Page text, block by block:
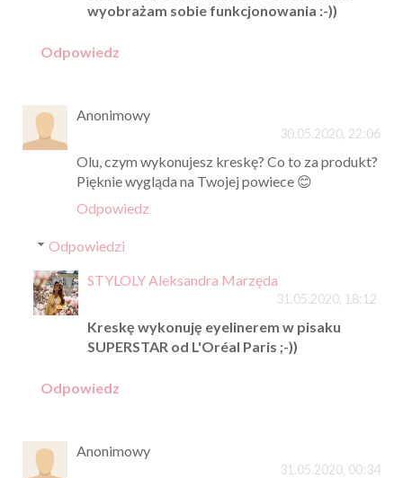
wyobrażam sobie funkcjonowania :-))
Odpowiedz
Anonimowy
30.05.2020, 22:06
Olu, czym wykonujesz kreskę? Co to za produkt?
Pięknie wygląda na Twojej powiece 😊
Odpowiedz
Odpowiedzi
STYLOLY Aleksandra Marzęda
31.05.2020, 18:12
Kreskę wykonuję eyelinerem w pisaku
SUPERSTAR od L'Oréal Paris ;-))
Odpowiedz
Anonimowy
31.05.2020, 00:34